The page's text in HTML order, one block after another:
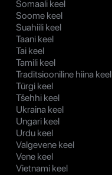
Somaali keel
Soome keel
Suahiili keel
Taani keel
Tai keel
Tamili keel
Traditsiooniline hiina keel
Türgi keel
Tšehhi keel
Ukraina keel
Ungari keel
Urdu keel
Valgevene keel
Vene keel
Vietnami keel